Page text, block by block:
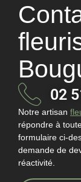
02
Notre artisan
répondre à
formulaire ci-
demande de
réactivité.